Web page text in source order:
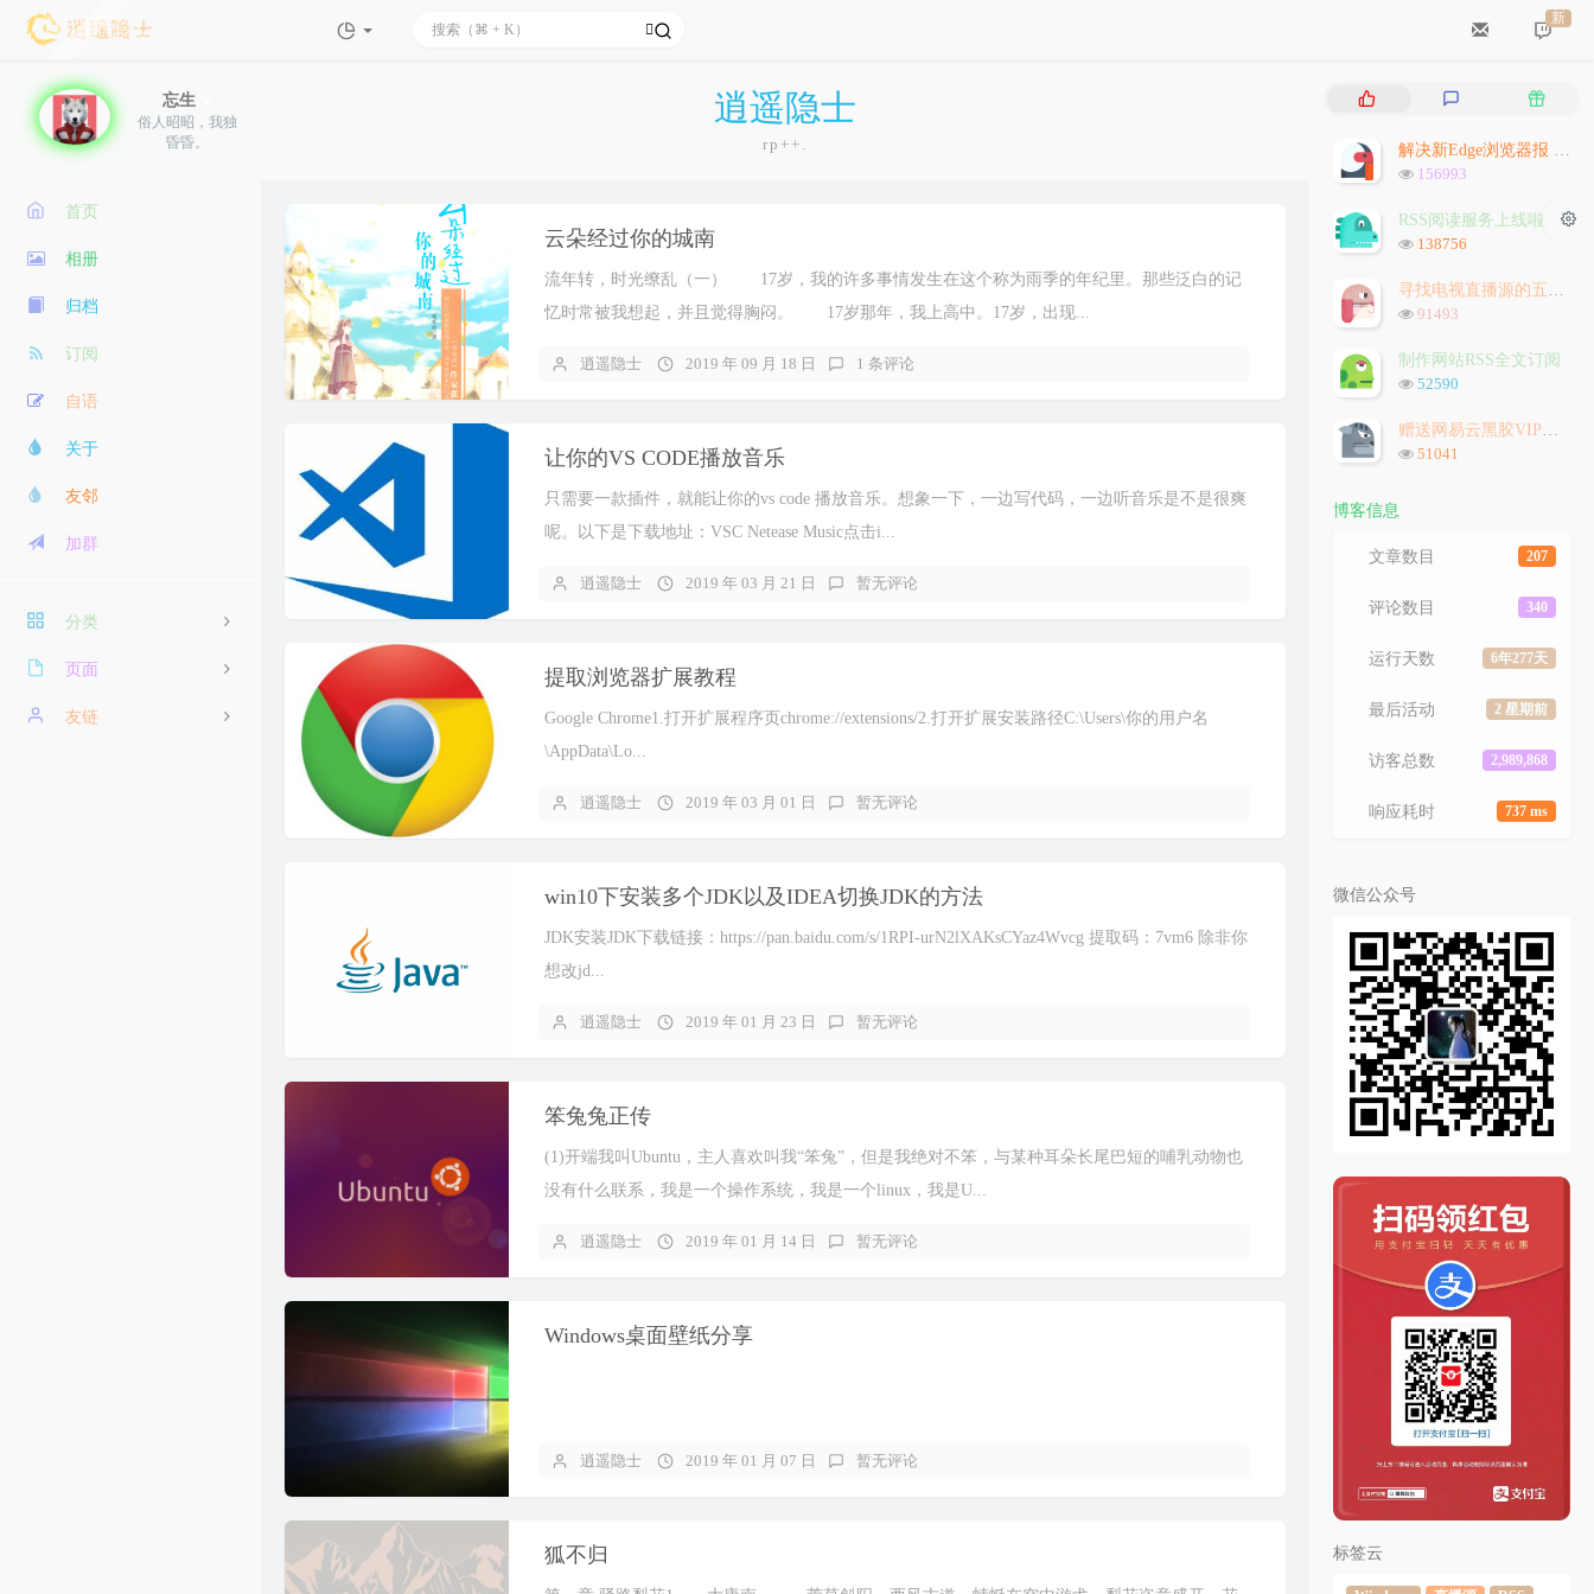
新
忘生
俗人昭昭，我独
昏昏。
首页
相册
归档
订阅
自语
关于
友邻
加群
分类
18
学习笔记
页面
导航友链
逍遥隐士
rp++.
云朵经过你的城南
流年转，时光缭乱（一） 17岁，我的许多事情发生在这个称为雨季的年纪里。那些泛白的记
忆时常被我想起，并且觉得胸闷。 17岁那年，我上高中。17岁，出现...
逍遥隐士 2019 年 09 月 18 日 1 条评论
让你的VS CODE播放音乐
只需要一款插件，就能让你的vs code 播放音乐。想象一下，一边写代码，一边听音乐是不是很爽
呢。以下是下载地址：VSC Netease Music点击i...
逍遥隐士 2019 年 03 月 21 日 暂无评论
提取浏览器扩展教程
Google Chrome1.打开扩展程序页chrome://extensions/2.打开扩展安装路径C:\Users\你的用户名
\AppData\Lo...
逍遥隐士 2019 年 03 月 01 日 暂无评论
win10下安装多个JDK以及IDEA切换JDK的方法
JDK安装JDK下载链接：https://pan.baidu.com/s/1RPI-urN2lXAKsCYaz4Wvcg 提取码：7vm6 除非你
想改jd...
逍遥隐士 2019 年 01 月 23 日 暂无评论
笨兔兔正传
(1)开端我叫Ubuntu，主人喜欢叫我“笨兔”，但是我绝对不笨，与某种耳朵长尾巴短的哺乳动物也
没有什么联系，我是一个操作系统，我是一个linux，我是U...
逍遥隐士 2019 年 01 月 14 日 暂无评论
Windows桌面壁纸分享
逍遥隐士 2019 年 01 月 07 日 暂无评论
狐不归
热
评
论
随
文 解决新Edge浏览器报 `STATUS_INVALID_IMAGE_HASH` 问题
浏
次
数:
156993
RSS阅读服务上线啦
浏
次
数:
138756
寻找电视直播源的五种方法
浏
次
数:
91493
制作网站RSS全文订阅
浏
次
数:
52590
赠送网易云黑胶VIP会员
浏
51041
博客信息
207
文章数目
340
评论数目
6年277天
运行天数
2 星期前
最后活动
2,989,868
访客总数
737 ms
响应耗时
微信公众号
标签云